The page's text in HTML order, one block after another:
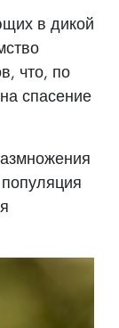
в дикой
что, по
спасение